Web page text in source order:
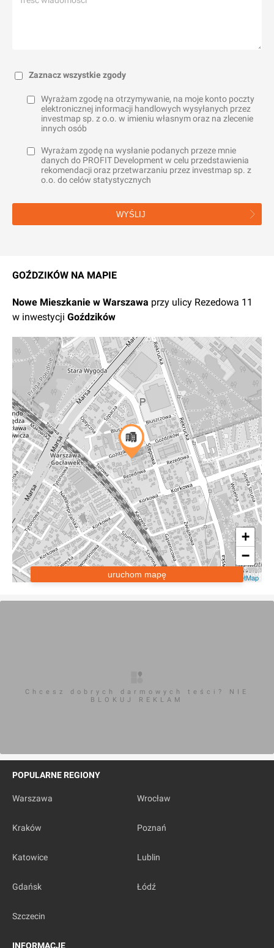
Zaznacz wszystkie zgody
Wyrażam zgodę na otrzymywanie, na moje konto poczty
elektronicznej informacji handlowych wysyłanych przez
investmap sp. z o.o. w imieniu własnym oraz na zlecenie
innych osób
Wyrażam zgodę na wysłanie podanych przeze mnie
danych do PROFIT Development w celu przedstawienia
rekomendacji oraz przetwarzaniu przez investmap sp. z
o.o. do celów statystycznych
WYŚLIJ
GOŹDZIKÓW NA MAPIE
Nowe Mieszkanie w Warszawa przy ulicy Rezedowa 11
w inwestycji Goździków
+
−
OpenStreetMap
uruchom mapę
Chcesz dobrych darmowych teści? NIE
BLOKUJ REKLAM
POPULARNE REGIONY
Warszawa Wrocław
Kraków Poznań
Katowice Lublin
Gdańsk Łódź
Szczecin
INFORMACJE